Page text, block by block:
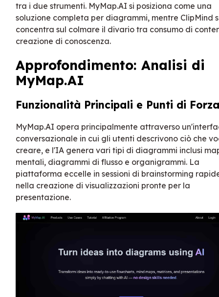
tra i due strumenti. MyMap.AI si posiziona come una
soluzione completa per diagrammi, mentre ClipMind
concentra sul colmare il divario tra consumo di
creazione di conoscenza.
Approfondimento: Analisi di
MyMap.AI
Funzionalità Principali e Punti di Forza
MyMap.AI opera principalmente attraverso
conversazionale in cui gli utenti descrivono ciò che
creare, e l'IA genera vari tipi di diagrammi inclusi
mentali, diagrammi di flusso e organigrammi. La
piattaforma eccelle in sessioni di brainstorming
nella creazione di visualizzazioni pronte per la
presentazione.